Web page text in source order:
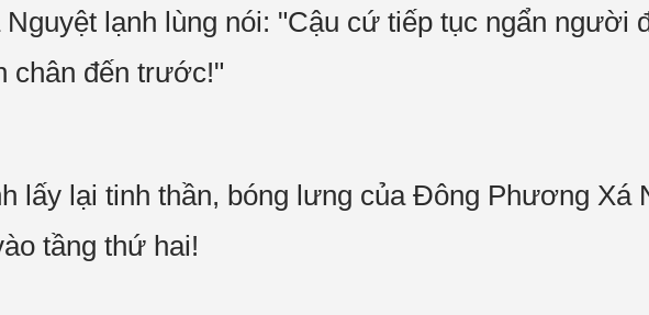
lạnh lùng nói: "Cậu cứ tiếp tục ngẩn người
chân đến trước!"
lấy lại tinh thần, bóng lưng của Đông Phương Xá
tầng thứ hai!